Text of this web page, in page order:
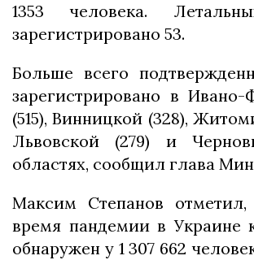
1353 человека.
зарегистрировано 53.
Больше всего
зарегистрировано в Ивано-
(515), Винницкой (328),
Львовской (279) и
областях, сообщил глава
Максим Степанов
время пандемии в Украине
обнаружен у 1 307 662